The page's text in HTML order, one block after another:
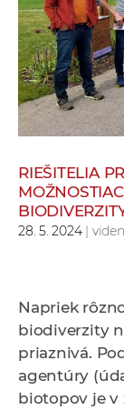
RIEŠITELIA
28. 5. 2024|
Napriek
biodiverzity
priaznivá.
agentúry
biotopov je v